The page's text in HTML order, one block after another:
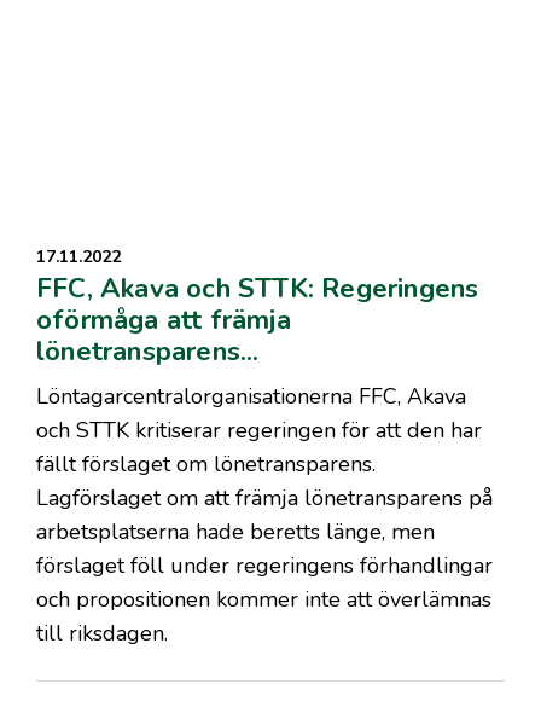
17.11.2022
FFC, Akava och STTK: Regeringens
oförmåga att främja
lönetransparens...
​Löntagarcentralorganisationerna FFC, Akava
och STTK kritiserar regeringen för att den har
fällt förslaget om lönetransparens.
Lagförslaget om att främja lönetransparens på
arbetsplatserna hade beretts länge, men
förslaget föll under regeringens förhandlingar
och propositionen kommer inte att överlämnas
till riksdagen.